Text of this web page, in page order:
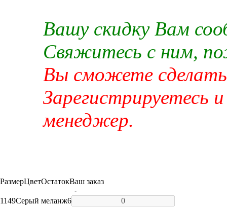
Вашу скидку Вам
Свяжитесь с ним,
Вы сможете сделать
Зарегистрируетесь
менеджер.
РазмерЦветОстатокВаш заказ
1149Серый меланж6
-